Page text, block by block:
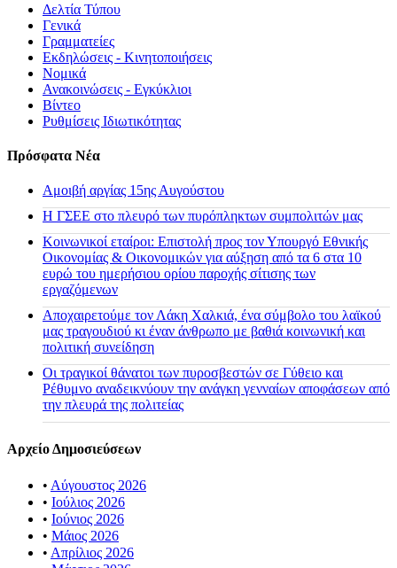
Δελτία Τύπου
Γενικά
Γραμματείες
Εκδηλώσεις - Κινητοποιήσεις
Νομικά
Ανακοινώσεις - Εγκύκλιοι
Βίντεο
Ρυθμίσεις Ιδιωτικότητας
Πρόσφατα Νέα
Αμοιβή αργίας 15ης Αυγούστου
H ΓΣΕΕ στο πλευρό των πυρόπληκτων συμπολιτών μας
Κοινωνικοί εταίροι: Επιστολή προς τον Υπουργό Εθνικής
Οικονομίας & Οικονομικών για αύξηση από τα 6 στα 10
ευρώ του ημερήσιου ορίου παροχής σίτισης των
εργαζόμενων
Αποχαιρετούμε τον Λάκη Χαλκιά, ένα σύμβολο του λαϊκού
μας τραγουδιού κι έναν άνθρωπο με βαθιά κοινωνική και
πολιτική συνείδηση
Οι τραγικοί θάνατοι των πυροσβεστών σε Γύθειο και
Ρέθυμνο αναδεικνύουν την ανάγκη γενναίων αποφάσεων από
την πλευρά της πολιτείας
Αρχείο Δημοσιεύσεων
• Αύγουστος 2026
• Ιούλιος 2026
• Ιούνιος 2026
• Μάιος 2026
• Απρίλιος 2026